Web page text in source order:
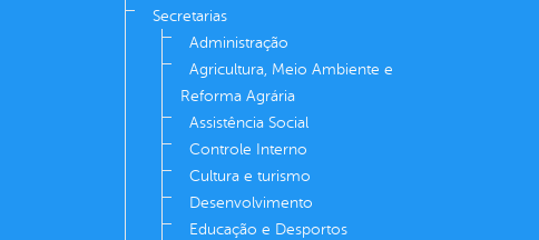
Secretarias
Administração
Agricultura, Meio Ambiente e
Reforma Agrária
Assistência Social
Controle Interno
Cultura e turismo
Desenvolvimento
Educação e Desportos